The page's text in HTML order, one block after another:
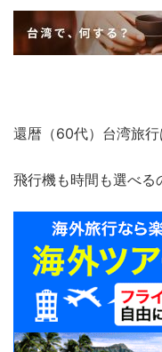
還暦（60代）台湾旅行
飛行機も時間も選べる